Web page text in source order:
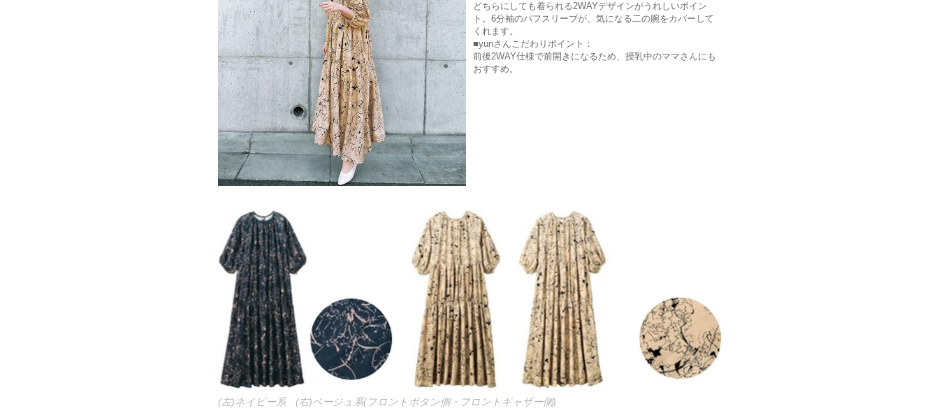
どちらにしても着られる2WAYデザインがうれしいポイン
ト。6分袖のパフスリーブが、気になる二の腕をカバーして
くれます。
■yunさんこだわりポイント：
前後2WAY仕様で前開きになるため、授乳中のママさんにも
おすすめ。
(左)ネイビー系 (右)ベージュ系(フロントボタン側・フロントギャザー側)